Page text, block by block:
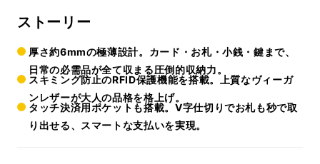
ストーリー
厚さ約6mmの極薄設計。カード・お札・小銭・鍵まで、
日常の必需品が全て収まる圧倒的収納力。
スキミング防止のRFID保護機能を搭載。上質なヴィーガ
ンレザーが大人の品格を格上げ。
タッチ決済用ポケットも搭載。V字仕切りでお札も秒で取
り出せる、スマートな支払いを実現。